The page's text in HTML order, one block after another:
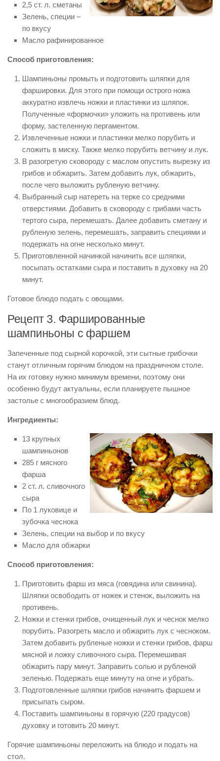
2,5 ст. л. сметаны
Зелень, специи –
по вкусу
Масло рафинированное
Способ приготовления:
Шампиньоны промыть и подготовить шляпки для
фаршировки. Для этого при помощи острого ножа
аккуратно извлечь ножки и пластинки из шляпок.
Полученные «формочки» уложить на противень или
форму, застеленную пергаментом.
Извлеченные ножки и пластинки мелко порубить и
сложить в миску. Также мелко порубить ветчину и лук.
В разогретую сковороду с маслом опустить вырезку из
грибов и обжарить. Затем добавить лук, обжарить,
после чего выложить рубленую ветчину.
Выбранный сыр натереть на терке со средними
отверстиями. Добавить в сковороду с грибами часть
тертого сыра, перемешать. Далее добавить сметану и
рубленую зелень, перемешать, заправить специями и
подержать на огне несколько минут.
Приготовленной начинкой начинить все шляпки,
посыпать остатками сыра и поставить в духовку на 20
минут.
Готовое блюдо подать с овощами.
Рецепт 3. Фаршированные
шампиньоны с фаршем
Запеченные под сырной корочкой, эти сытные грибочки
станут отличным горячим блюдом на праздничном столе.
На их готовку нужно минимум времени, поэтому они
особенно будут актуальны, если планируете пышное
застолье с многообразием блюд.
Ингредиенты:
13 крупных
шампиньонов
285 г мясного
фарша
2 ст. л. сливочного
сыра
По 1 луковице и
зубочка чеснока
Зелень, специи на выбор и по вкусу
Масло для обжарки
Способ приготовления:
Приготовить фарш из мяса (говядина или свинина).
Шляпки освободить от ножек и стенок, выложить на
противень.
Ножки и стенки грибов, очищенный лук и чеснок мелко
порубить. Разогреть масло и обжарить лук с чесноком.
Затем добавить рубленые ножки и стенки грибов, фарш
мясной и ложку сливочного сыра. Перемешивая
обжарить пару минут. Заправить солью и рубленой
зеленью. Подержать еще минуту на огне и убрать.
Подготовленные шляпки грибов начинить фаршем и
присыпать сыром.
Поставить шампиньоны в горячую (220 градусов)
духовку и готовить 20 минут.
Горячие шампиньоны переложить на блюдо и подать на
стол.